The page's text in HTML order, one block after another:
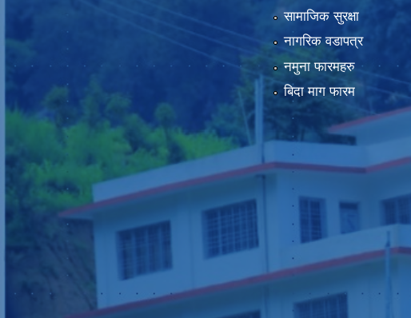
सामाजिक सुरक्षा
नागरिक वडापत्र
नमुना फारमहरु
बिदा माग फारम